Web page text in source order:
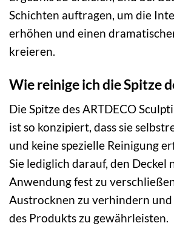
Schichten auftragen, um die
erhöhen und einen
kreieren.
Wie reinige ich die Spitze
Die Spitze des ARTDECO
ist so konzipiert, dass sie
und keine spezielle Reinigung
Sie lediglich darauf, den Deckel
Anwendung fest zu
Austrocknen zu verhindern
des Produkts zu gewährleisten.